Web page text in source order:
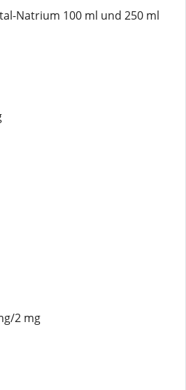
Natrium 100 ml und 250 ml
2 mg